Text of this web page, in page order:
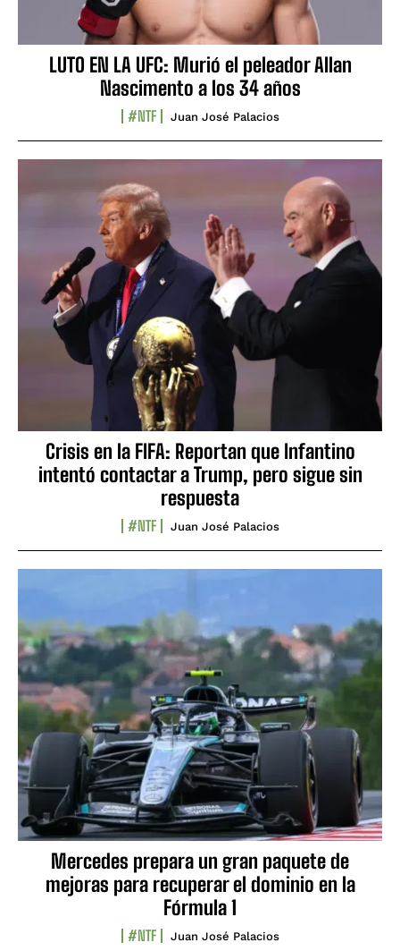
LUTO EN LA UFC: Murió el peleador Allan
Nascimento a los 34 años
#NTF Juan José Palacios
Crisis en la FIFA: Reportan que Infantino
intentó contactar a Trump, pero sigue sin
respuesta
#NTF Juan José Palacios
Mercedes prepara un gran paquete de
mejoras para recuperar el dominio en la
Fórmula 1
#NTF Juan José Palacios